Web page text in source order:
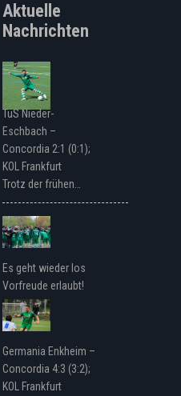
Aktuelle
Nachrichten
TuS Nieder-
Eschbach –
Concordia 2:1 (0:1);
KOL Frankfurt
Trotz der frühen…
Es geht wieder los
Vorfreude erlaubt!
Germania Enkheim –
Concordia 4:3 (3:2);
KOL Frankfurt